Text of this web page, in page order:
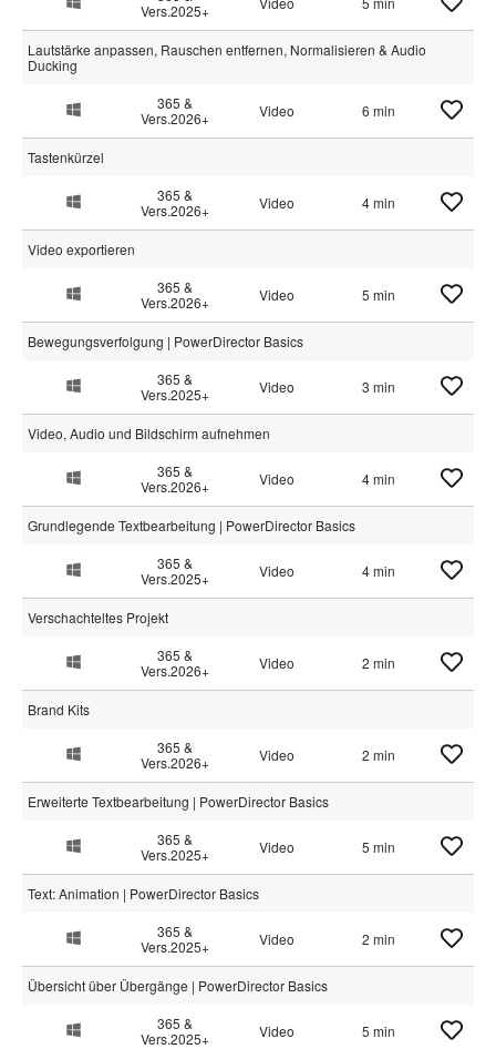
Vers.2025+
Lautstärke anpassen, Rauschen entfernen, Normalisieren & Audio
Ducking
365 &
Vers.2026+
Video 6 min
Tastenkürzel
365 &
Vers.2026+
Video 4 min
Video exportieren
365 &
Vers.2026+
Video 5 min
Bewegungsverfolgung | PowerDirector Basics
365 &
Vers.2025+
Video 3 min
Video, Audio und Bildschirm aufnehmen
365 &
Vers.2026+
Video 4 min
Grundlegende Textbearbeitung | PowerDirector Basics
365 &
Vers.2025+
Video 4 min
Verschachteltes Projekt
365 &
Vers.2026+
Video 2 min
Brand Kits
365 &
Vers.2026+
Video 2 min
Erweiterte Textbearbeitung | PowerDirector Basics
365 &
Vers.2025+
Video 5 min
Text: Animation | PowerDirector Basics
365 &
Vers.2025+
Video 2 min
Übersicht über Übergänge | PowerDirector Basics
365 &
Vers.2025+
Video 5 min